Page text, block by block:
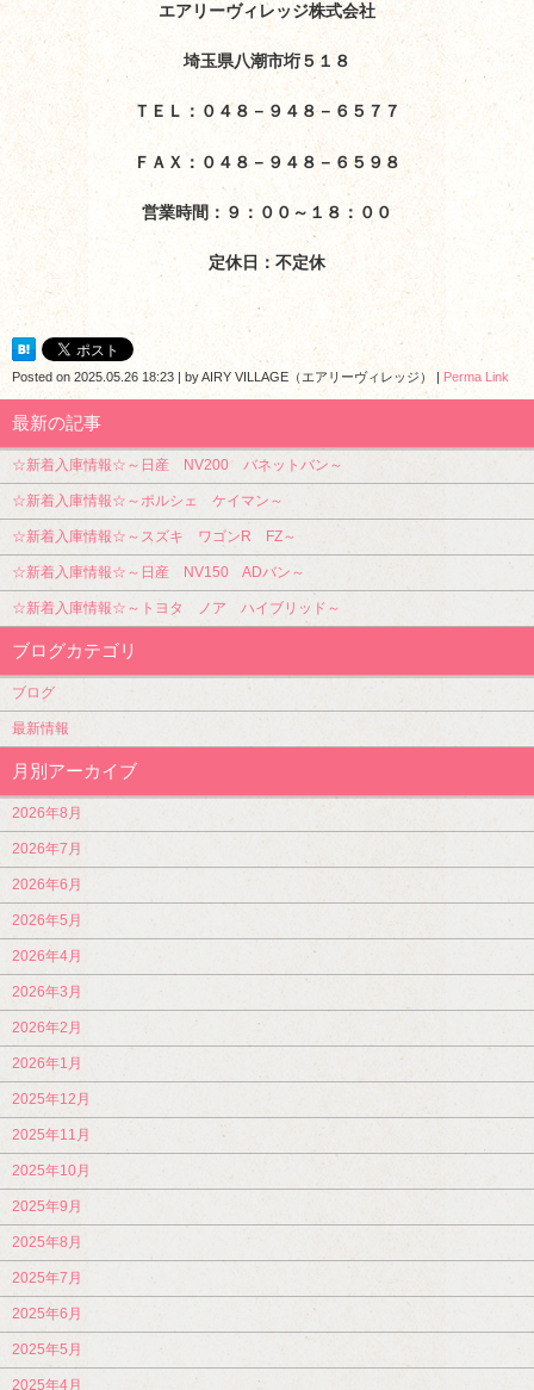
エアリーヴィレッジ株式会社
埼玉県八潮市垳５１８
ＴＥＬ：０４８－９４８－６５７７
ＦＡＸ：０４８－９４８－６５９８
営業時間：９：００～１８：００
定休日：不定休
Posted on 2025.05.26 18:23 byAIRY VILLAGE（エアリーヴィレッジ） Perma Link
最新の記事
☆新着入庫情報☆～日産 NV200 バネットバン～
☆新着入庫情報☆～ポルシェ ケイマン～
☆新着入庫情報☆～スズキ ワゴンR FZ～
☆新着入庫情報☆～日産 NV150 ADバン～
☆新着入庫情報☆～トヨタ ノア ハイブリッド～
ブログカテゴリ
ブログ
最新情報
月別アーカイブ
2026年8月
2026年7月
2026年6月
2026年5月
2026年4月
2026年3月
2026年2月
2026年1月
2025年12月
2025年11月
2025年10月
2025年9月
2025年8月
2025年7月
2025年6月
2025年5月
2025年4月